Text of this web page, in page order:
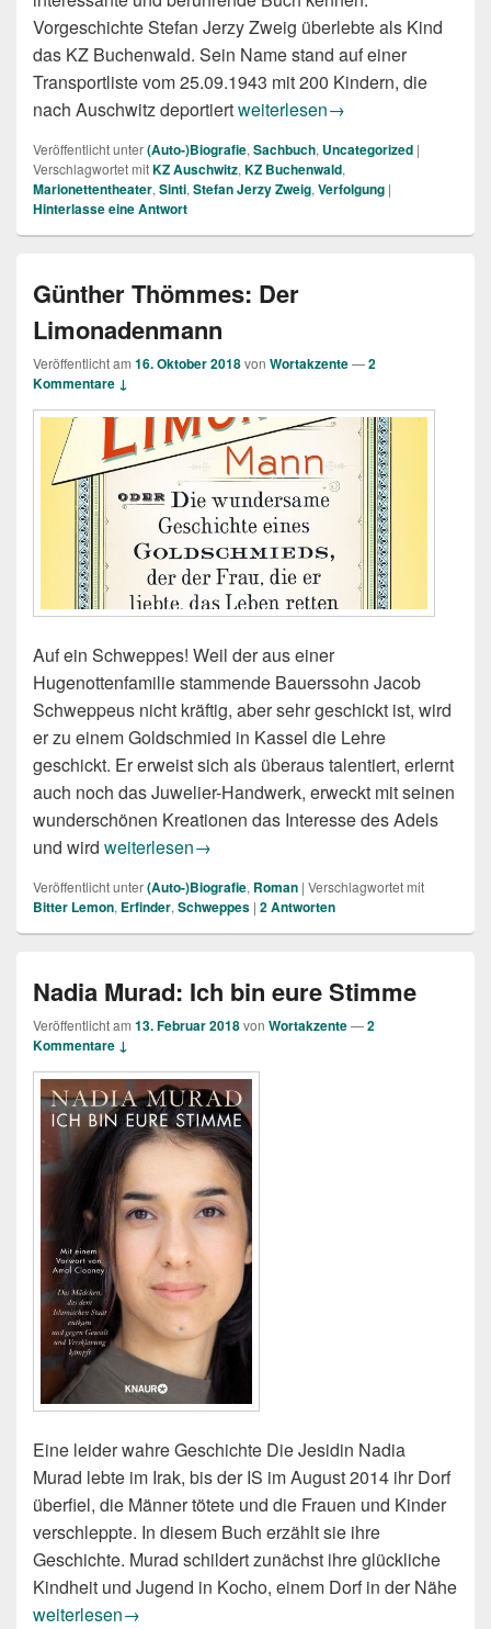
Vorgeschichte Stefan Jerzy Zweig überlebte als Kind
das KZ Buchenwald. Sein Name stand auf einer
Transportliste vom 25.09.1943 mit 200 Kindern, die
nach Auschwitz deportiertAnnette Leo: Das Kind auf der
weiterlesen→
Veröffentlicht unter(Auto-)Biografie, Sachbuch, Uncategorized |
Verschlagwortet mitKZ Auschwitz, KZ Buchenwald,
Marionettentheater, Sinti, Stefan Jerzy Zweig, Verfolgung |
Hinterlasse eine Antwort
Günther Thömmes: Der
Limonadenmann
Veröffentlicht am 16. Oktober 2018von Wortakzente—2
Kommentare ↓
Auf ein Schweppes! Weil der aus einer
Hugenottenfamilie stammende Bauerssohn Jacob
Schweppeus nicht kräftig, aber sehr geschickt ist, wird
er zu einem Goldschmied in Kassel die Lehre
geschickt. Er erweist sich als überaus talentiert, erlernt
auch noch das Juwelier-Handwerk, erweckt mit seinen
wunderschönen Kreationen das Interesse des Adels
und wird Günther Thömmes: Der Limonadenmann
weiterlesen→
Veröffentlicht unter(Auto-)Biografie, Roman | Verschlagwortet mit
Bitter Lemon, Erfinder, Schweppes | 2Antworten
Nadia Murad: Ich bin eure Stimme
Veröffentlicht am 13. Februar 2018von Wortakzente—2
Kommentare ↓
Eine leider wahre Geschichte Die Jesidin Nadia
Murad lebte im Irak, bis der IS im August 2014 ihr Dorf
überfiel, die Männer tötete und die Frauen und Kinder
verschleppte. In diesem Buch erzählt sie ihre
Geschichte. Murad schildert zunächst ihre glückliche
Kindheit und Jugend in Kocho, einem Dorf in der Nähe
Nadia Murad: Ich bin eure Stimme
weiterlesen→